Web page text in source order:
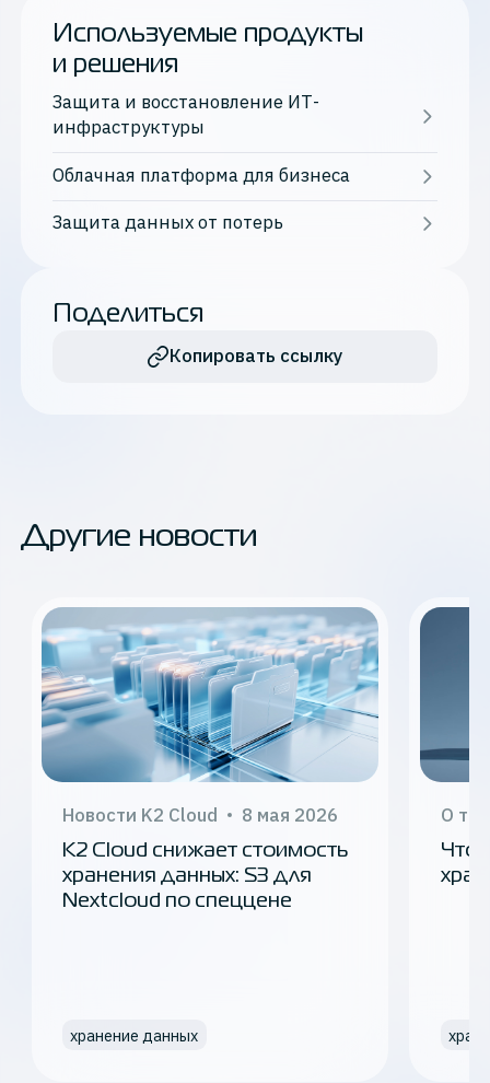
Поделиться
Копировать ссылку
Используемые продукты
и решения
Защита и восстановление ИТ-
инфраструктуры
Облачная платформа для бизнеса
Защита данных от потерь
Другие новости
Новости K2 Cloud 8 мая 2026
K2 Cloud снижает стоимость
хранения данных: S3 для
Nextcloud по спеццене
хранение данных
О
Что